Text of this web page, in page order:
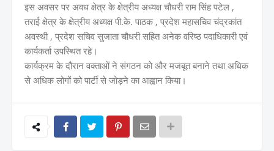
इस अवसर पर अवध क्षेत्र के क्षेत्रीय अध्यक्ष चौधरी राम सिंह पटेल ,
तराई क्षेत्र के क्षेत्रीय अध्यक्ष पी.के. पाठक , प्रदेश महासचिव चंद्रकांत
अवस्थी , प्रदेश सचिव सुजाता चौधरी सहित अनेक वरिष्ठ पदाधिकारी एवं
कार्यकर्ता उपस्थित रहे।
कार्यक्रम के दौरान वक्ताओं ने संगठन को और मजबूत बनाने तथा अधिक
से अधिक लोगों को पार्टी से जोड़ने का आह्वान किया।